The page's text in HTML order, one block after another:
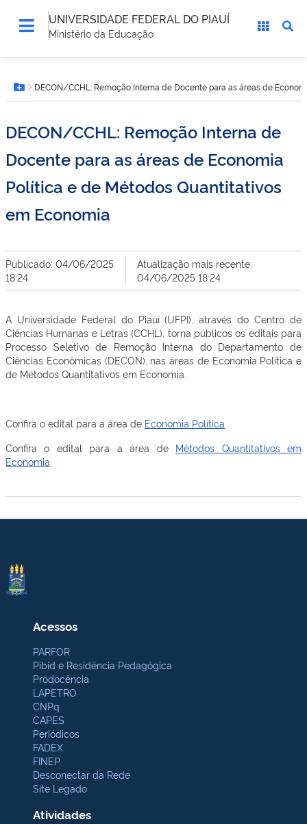
UNIVERSIDADE FEDERAL DO PIAUÍ
Ministério da Educação
está
aqui:Botão Menu
DECON/CCHL: Remoção Interna de Docente para as áreas de
DECON/CCHL: Remoção Interna de
Docente para as áreas de Economia
Política e de Métodos Quantitativos
em Economia
Publicado: 04/06/2025
18:24
Atualização mais recente:
04/06/2025 18:24
A Universidade Federal do Piauí (UFPI), através do Centro de
Ciências Humanas e Letras (CCHL), torna públicos os editais para
Processo Seletivo de Remoção Interna do Departamento de
Ciências Econômicas (DECON), nas áreas de Economia Política e
de Métodos Quantitativos em Economia.
Confira o edital para a área de Economia Política
Confira o edital para a área de Métodos Quantitativos em
Economia
Acessos
PARFOR
Pibid e Residência Pedagógica
Prodocência
LAPETRO
CNPq
CAPES
Periódicos
FADEX
FINEP
Desconectar da Rede
Site Legado
Atividades